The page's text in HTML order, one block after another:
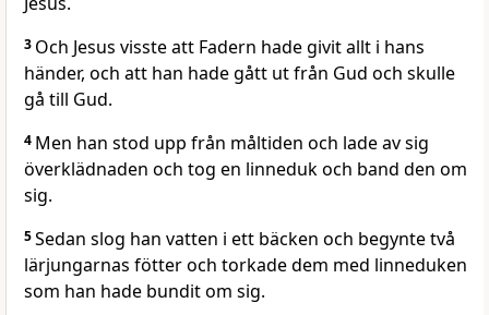
3 Och Jesus visste att Fadern hade givit allt i hans
händer, och att han hade gått ut från Gud och skulle
gå till Gud.
4 Men han stod upp från måltiden och lade av sig
överklädnaden och tog en linneduk och band den om
sig.
5Sedan slog han vatten i ett bäcken och begynte två
lärjungarnas fötter och torkade dem med linneduken
som han hade bundit om sig.